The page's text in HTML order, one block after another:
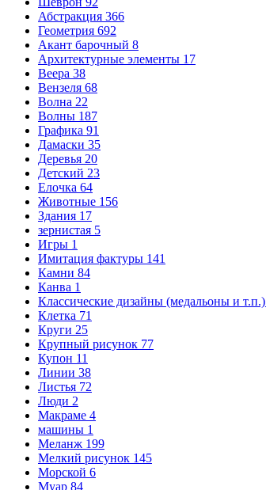
Абстракция 366
Геометрия 692
Акант барочный 8
Архитектурные элементы 17
Веера 38
Вензеля 68
Волна 22
Волны 187
Графика 91
Дамаски 35
Деревья 20
Детский 23
Елочка 64
Животные 156
Здания 17
зернистая 5
Игры 1
Имитация фактуры 141
Камни 84
Канва 1
Классические дизайны (медальоны и т.п.)
Клетка 71
Круги 25
Крупный рисунок 77
Купон 11
Линии 38
Листья 72
Люди 2
Макраме 4
машины 1
Меланж 199
Мелкий рисунок 145
Морской 6
Муар 84